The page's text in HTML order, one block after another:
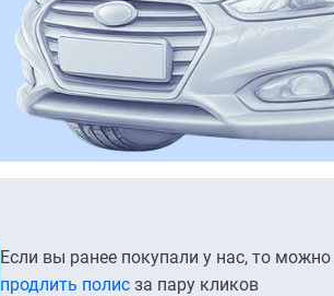
Если вы ранее покупали у нас, то можно
продлить полис за пару кликов